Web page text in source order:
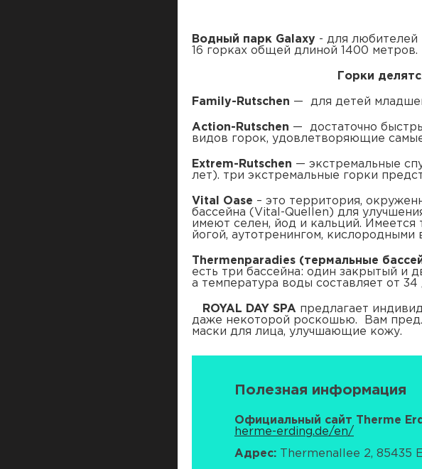
Водный парк Galaxy - для любителей
16 горках общей длиной 1400 метров.
Горки
Family-Rutschen — для детей
Action-Rutschen — достаточно
видов горок, удовлетворяющие
Extrem-Rutschen — экстремальные
лет). три экстремальные горки
Vital Oase – это территория,
бассейна (Vital-Quellen) для
имеют селен, йод и кальций. Имеется
йогой, аутотренингом, кислородными
Thermenparadies (термальные
есть три бассейна: один закрытый и
а температура воды составляет от 34
ROYAL DAY SPA предлагает
даже некоторой роскошью. Вам
маски для лица, улучшающие кожу.
Полезная информация
Официальный сайт Therme
herme-erding.de/en/
Адрес: Thermenallee 2, 85435